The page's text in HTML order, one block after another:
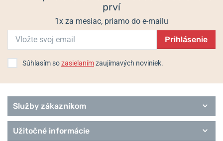
prví
1x za mesiac, priamo do e-mailu
Prihlásenie
Súhlasím sozasielanímzaujímavých noviniek.
Služby zákazníkom
Užitočné informácie